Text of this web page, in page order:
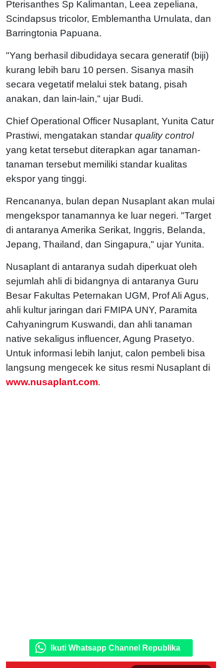
Pterisanthes Sp Kalimantan, Leea zepeliana,
Scindapsus tricolor, Emblemantha Urnulata, dan
Barringtonia Papuana.
"Yang berhasil dibudidaya secara generatif (biji)
kurang lebih baru 10 persen. Sisanya masih
secara vegetatif melalui stek batang, pisah
anakan, dan lain-lain," ujar Budi.
Chief Operational Officer Nusaplant, Yunita Catur
Prastiwi, mengatakan standar quality control
yang ketat tersebut diterapkan agar tanaman-
tanaman tersebut memiliki standar kualitas
ekspor yang tinggi.
Rencananya, bulan depan Nusaplant akan mulai
mengekspor tanamannya ke luar negeri. "Target
di antaranya Amerika Serikat, Inggris, Belanda,
Jepang, Thailand, dan Singapura," ujar Yunita.
Nusaplant di antaranya sudah diperkuat oleh
sejumlah ahli di bidangnya di antaranya Guru
Besar Fakultas Peternakan UGM, Prof Ali Agus,
ahli kultur jaringan dari FMIPA UNY, Paramita
Cahyaningrum Kuswandi, dan ahli tanaman
native sekaligus influencer, Agung Prasetyo.
Untuk informasi lebih lanjut, calon pembeli bisa
langsung mengecek ke situs resmi Nusaplant di
www.nusaplant.com.
Ikuti Whatsapp Channel Republika